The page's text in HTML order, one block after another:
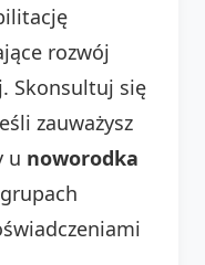
rozwój
Skonsultuj się
zauważysz
u noworodka